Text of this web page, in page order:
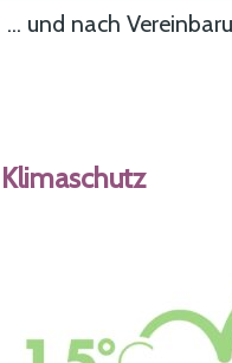
... und nach
Klimaschutz